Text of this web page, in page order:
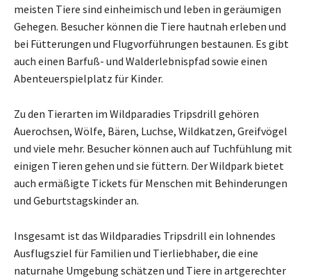
meisten Tiere sind einheimisch und leben in geräumigen
Gehegen. Besucher können die Tiere hautnah erleben und
bei Fütterungen und Flugvorführungen bestaunen. Es gibt
auch einen Barfuß- und Walderlebnispfad sowie einen
Abenteuerspielplatz für Kinder.
Zu den Tierarten im Wildparadies Tripsdrill gehören
Auerochsen, Wölfe, Bären, Luchse, Wildkatzen, Greifvögel
und viele mehr. Besucher können auch auf Tuchfühlung mit
einigen Tieren gehen und sie füttern. Der Wildpark bietet
auch ermäßigte Tickets für Menschen mit Behinderungen
und Geburtstagskinder an.
Insgesamt ist das Wildparadies Tripsdrill ein lohnendes
Ausflugsziel für Familien und Tierliebhaber, die eine
naturnahe Umgebung schätzen und Tiere in artgerechter